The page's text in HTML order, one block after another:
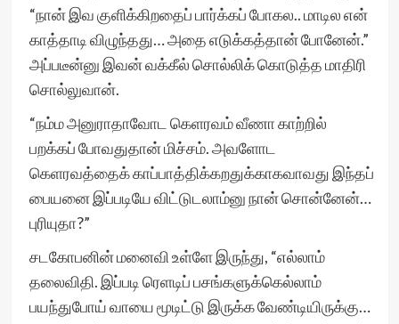
“நான் இவ குளிக்கிறதைப் பார்க்கப் போகல.. மாடில என்
காத்தாடி விழுந்தது… அதை எடுக்கத்தான் போனேன்.”
அப்படீன்னு இவன் வக்கீல் சொல்லிக் கொடுத்த மாதிரி
சொல்லுவான்.
“நம்ம அனுராதாவோட கெளரவம் வீணா காற்றில்
பறக்கப் போவதுதான் மிச்சம். அவளோட
கெளரவத்தைக் காப்பாத்திக்கறதுக்காகவாவது இந்தப்
பையனை இப்படியே விட்டுடலாம்னு நான் சொன்னேன்…
புரியுதா?”
சடகோபனின் மனைவி உள்ளே இருந்து, “எல்லாம்
தலைவிதி. இப்படி ரெளடிப் பசங்களுக்கெல்லாம்
பயந்துபோய் வாயை மூடிட்டு இருக்க வேண்டியிருக்கு…